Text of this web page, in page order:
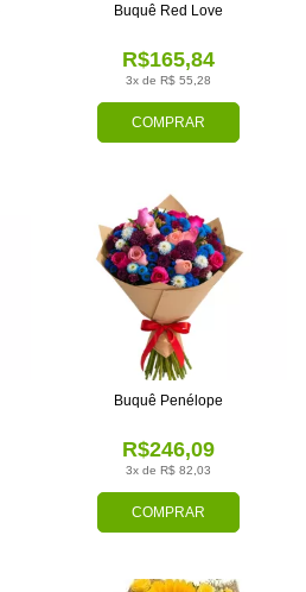
COMPRAR
3x de R$ 55,28
R$165,84
Buquê Red Love
COMPRAR
3x de R$ 82,03
R$246,09
Buquê Penélope